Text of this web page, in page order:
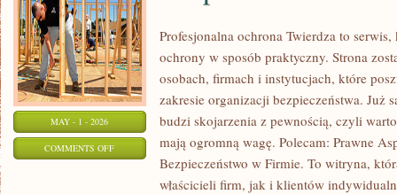
MAY - 1 - 2026
COMMENTS OFFON
BEZPIECZEŃSTWO
Profesjonalna ochrona Twierdza to
ochrony w sposób praktyczny. Strona
osobach, firmach i instytucjach, które
zakresie organizacji bezpieczeństwa. Już
budzi skojarzenia z pewnością, czyli
mają ogromną wagę. Polecam: Prawne
Bezpieczeństwo w Firmie. To witryna,
właścicieli firm, jak i klientów